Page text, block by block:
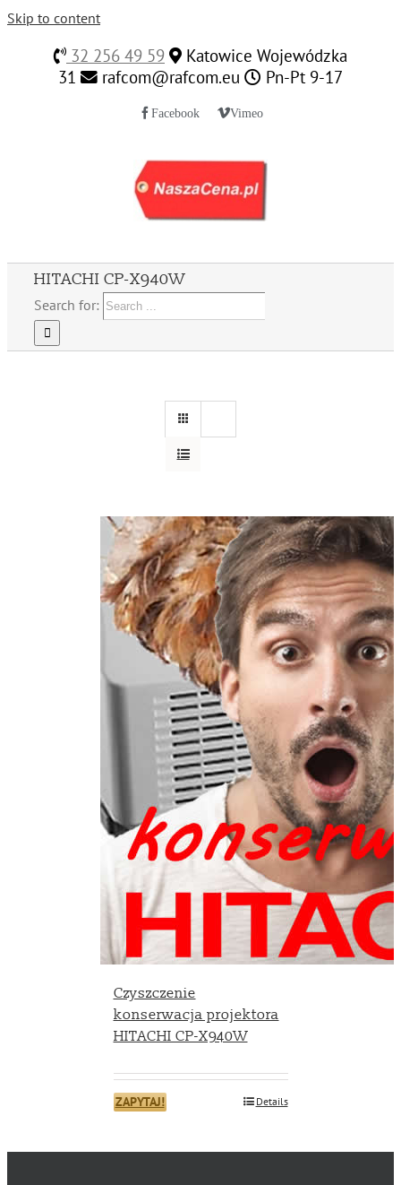
Skip to content
32 256 49 59
Katowice Wojewódzka
31
rafcom@rafcom.eu Pn-Pt 9-17
Facebook Vimeo
HITACHI CP-X940W
Search for:
Czyszczenie
konserwacja projektora
HITACHI CP-X940W
ZAPYTAJ! Details